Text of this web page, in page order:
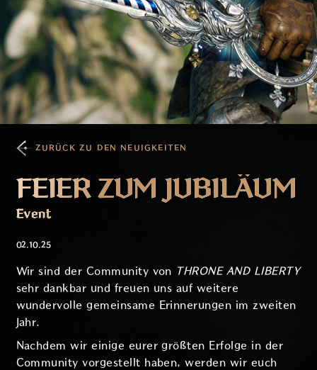
ZURÜCK ZU DEN NEUIGKEITEN
FEIER ZUM JUBILÄUM
Event
02.10.25
Wir sind der Community von THRONE AND LIBERTY
sehr dankbar und freuen uns auf weitere
wundervolle gemeinsame Erinnerungen im zweiten
Jahr.
Nachdem wir einige eurer größten Erfolge in der
Community vorgestellt haben, werden wir euch